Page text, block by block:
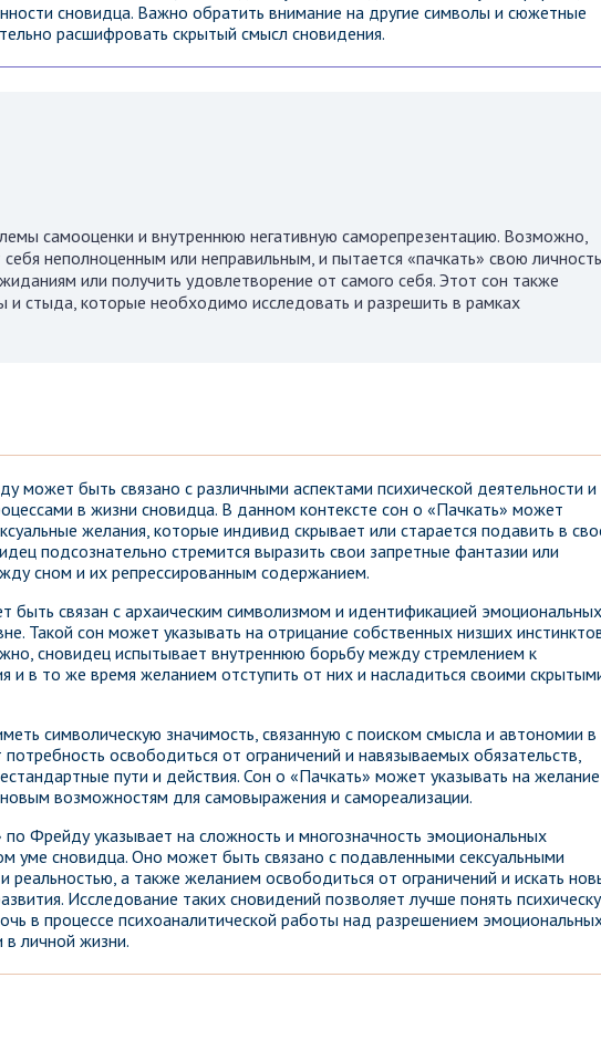
сновидца. Важно обратить внимание на другие символы и сюжетные
расшифровать скрытый смысл сновидения.
самооценки и внутреннюю негативную саморепрезентацию. Возможно,
неполноценным или неправильным, и пытается «пачкать» свою
или получить удовлетворение от самого себя. Этот сон также
и стыда, которые необходимо исследовать и разрешить в рамках
может быть связано с различными аспектами психической деятельности и
в жизни сновидца. В данном контексте сон о «Пачкать» может
желания, которые индивид скрывает или старается подавить в
подсознательно стремится выразить свои запретные фантазии или
сном и их репрессированным содержанием.
быть связан с архаическим символизмом и идентификацией эмоциональных
Такой сон может указывать на отрицание собственных низших
сновидец испытывает внутреннюю борьбу между стремлением к
в то же время желанием отступить от них и насладиться своими
символическую значимость, связанную с поиском смысла и автономии в
освободиться от ограничений и навязываемых обязательств,
пути и действия. Сон о «Пачкать» может указывать на желание
возможностям для самовыражения и самореализации.
Фрейду указывает на сложность и многозначность эмоциональных
уме сновидца. Оно может быть связано с подавленными сексуальными
а также желанием освободиться от ограничений и искать
Исследование таких сновидений позволяет лучше понять
в процессе психоаналитической работы над разрешением
личной жизни.